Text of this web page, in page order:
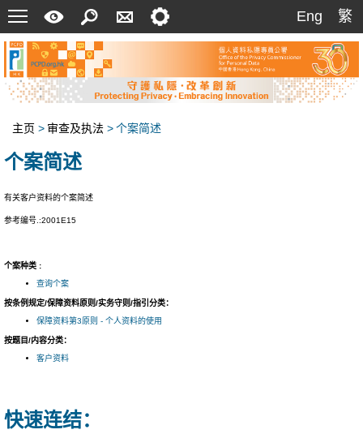
菜
单
速
指
南
索
络
我
定
Eng
繁
繁
主页 > 审查及执法 >个案简述
个案简述
有关客户资料的个案简述
参考编号.:2001E15
个案种类 :
查询个案
按条例规定/保障资料原则/实务守则/指引分类：
保障资料第3原则 - 个人资料的使用
按题目/内容分类：
客户资料
快速连结：